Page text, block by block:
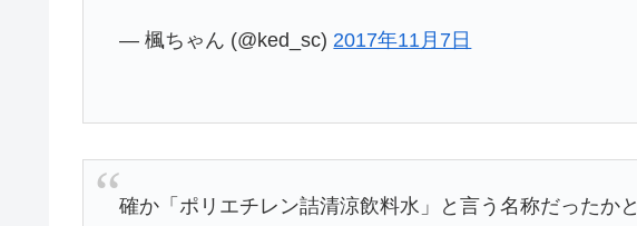
— 楓ちゃん (@ked_sc) 2017年11月7日
確か「ポリエチレン詰清涼飲料水」と言う名称だったかと